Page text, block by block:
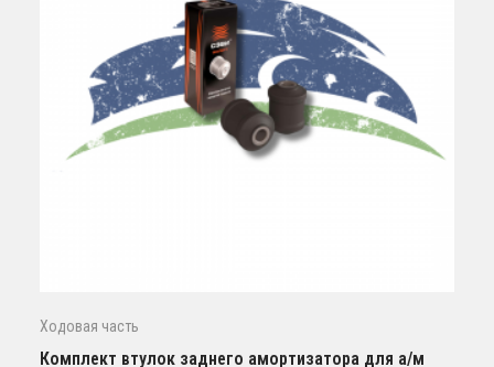
Ходовая часть
Комплект втулок заднего амортизатора для а/м